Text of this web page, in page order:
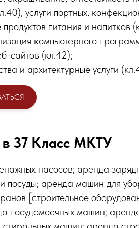
услуги портных,
питания и напитков
компьютерного
сайтов (кл.42);
и архитектурные услуги
в 37 Класс МКТУ
насосов; аренда
посуды; аренда машин для
[строительное
посудомоечных машин;